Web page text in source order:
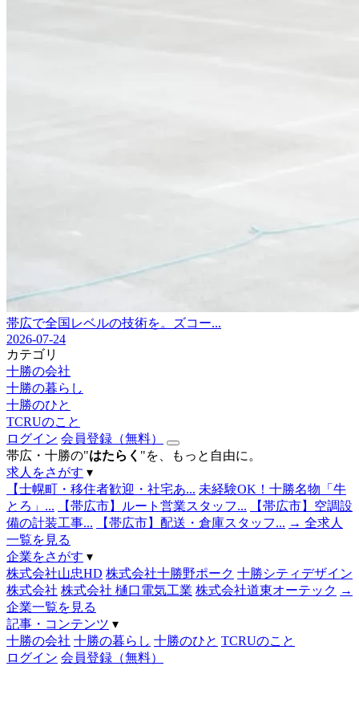
帯広で全国レベルの技術を。ズコー...
2026-07-24
カテゴリ
十勝の会社
十勝の暮らし
十勝のひと
TCRUのこと
ログイン 会員登録（無料）
帯広・十勝の"はたらく "を、もっと自由に。
求人をさがす ▾
【士幌町・移住者歓迎・社宅あ... 未経験OK！十勝名物「牛
とろ」...
【帯広市】ルート営業スタッフ...
【帯広市】空調設
備の計装工事...
【帯広市】配送・倉庫スタッフ... → 全求人
一覧を見る
企業をさがす ▾
株式会社山忠HD 株式会社十勝野ポーク 十勝シティデザイン
株式会社 株式会社 樋口電気工業 株式会社道東オーテック →
企業一覧を見る
記事・コンテンツ ▾
十勝の会社 十勝の暮らし 十勝のひと TCRUのこと
ログイン 会員登録（無料）